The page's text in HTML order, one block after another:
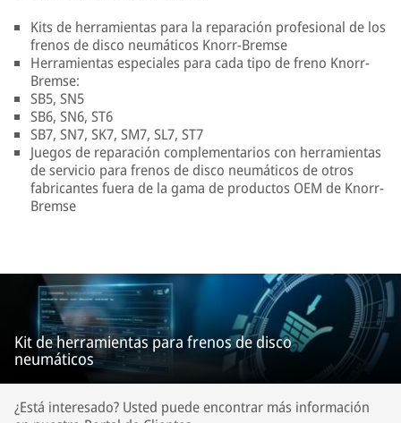
Kits de herramientas para la reparación profesional de los
frenos de disco neumáticos Knorr-Bremse
Herramientas especiales para cada tipo de freno Knorr-
Bremse:
SB5, SN5
SB6, SN6, ST6
SB7, SN7, SK7, SM7, SL7, ST7
Juegos de reparación complementarios con herramientas
de servicio para frenos de disco neumáticos de otros
fabricantes fuera de la gama de productos OEM de Knorr-
Bremse
Kit de herramientas para frenos de disco
neumáticos
¿Está interesado? Usted puede encontrar más información